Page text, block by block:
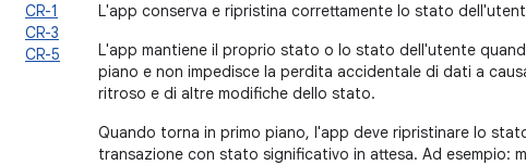
CR-1
CR-3
CR-5
L'app conserva e ripristina correttamente lo stato
L'app mantiene il proprio stato o lo stato dell'utente
piano e non impedisce la perdita accidentale di dati a
ritroso e di altre modifiche dello stato.
Quando torna in primo piano, l'app deve ripristinare lo
transazione con stato significativo in attesa. Ad esempio: